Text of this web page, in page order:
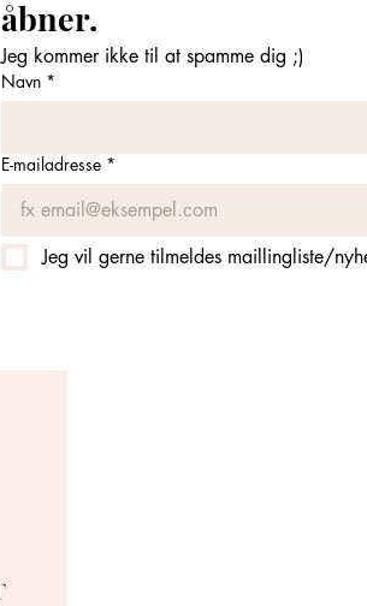
Jeg kommer ikke til at spamme dig ;)
Navn *
E-mailadresse *
Jeg vil gerne tilmeldes maillingliste/